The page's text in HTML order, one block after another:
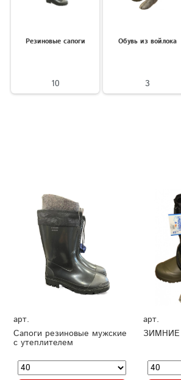
Резиновые сапоги
10
Обувь из войлока
3
арт.
Сапоги резиновые мужские
с утеплителем
арт.
ЗИМНИЕ